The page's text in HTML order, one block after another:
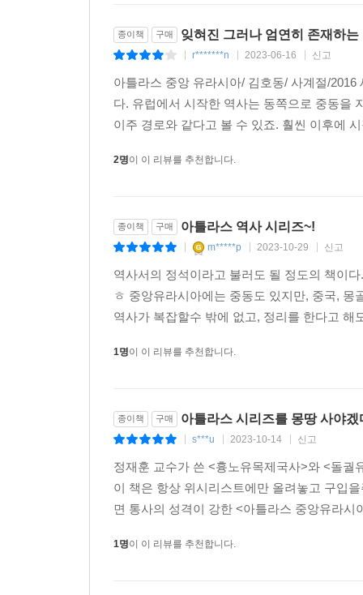
티베트 불교의 확산
5) 유목국가의 쇠퇴
만주의 흥기와 몽골
러시아와 청의 외교 관계
최후의 유목국가 준가르
카자흐의 복속
준가르의 멸망
몽골 유목사회의 변질
청 제국의 신강 지배
신강 지배의 취약성과 ‘성전’
에필로그
소비에트 혁명과 중앙아시아
몽골 사회주의 혁명의 전개
중국 공산당의 신강 편입
티베트의 운명
종이책 구매 잊혀진 그러나 엄연히 존재하는
r*******n 2023-06-16 신고
아틀라스 중앙 유라시아/ 김호동/ 사계절/
다. 유럽에서 시작한 역사는 동쪽으로 중동을
이주 경로와 같다고 볼 수 있죠. 훨씬 이후에
2명이 이 리뷰를 추천합니다.
종이책 구매 아틀라스 역사 시리즈~!
m*****p 2023-10-29 신고
역사서의 정석이라고 불러도 될 정도의 책이
ㅎ 중앙유라시아에는 중동도 있지만, 중국,
역사가 복잡할수 밖에 없고, 정리를 한다고
1명이 이 리뷰를 추천합니다.
종이책 구매 아틀라스 시리즈를 몽땅 사야겠
s***u 2023-10-14 신고
정재훈 교수가 쓴 <흉노유목제국사>와 <돌
이 책은 항상 위시리스트에만 올려놓고 구입
면 통사의 성격이 강한 <아틀라스 중앙유라
1명이 이 리뷰를 추천합니다.